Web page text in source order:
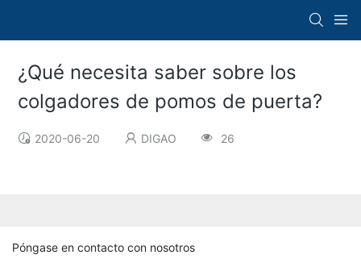
¿Qué necesita saber sobre los
colgadores de pomos de puerta?
2020-06-20 DIGAO 26
Póngase en contacto con nosotros